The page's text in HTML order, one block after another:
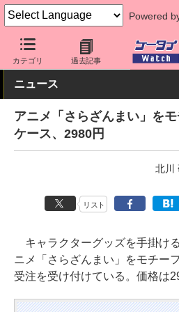
Powered
カテゴリ 過去記事
ケータイ Watch 周辺機器/アクセサリ
ニュース
アニメ「さらざんまい」を
ケース、2980円
北川
リスト
キャラクターグッズを手掛け
ニメ「さらざんまい」をモチー
受注を受け付けている。価格は